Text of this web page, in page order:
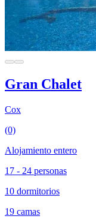
Gran Chalet
Cox
(0)
Alojamiento entero
17 - 24 personas
10 dormitorios
19 camas